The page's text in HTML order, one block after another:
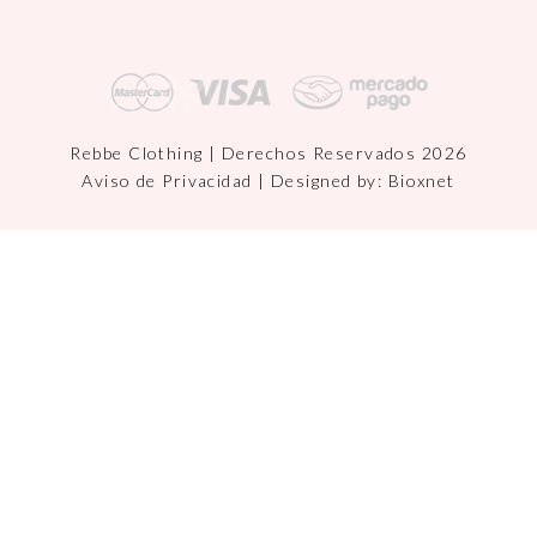
Rebbe Clothing | Derechos Reservados 2026
Aviso de Privacidad | Designed by: Bioxnet